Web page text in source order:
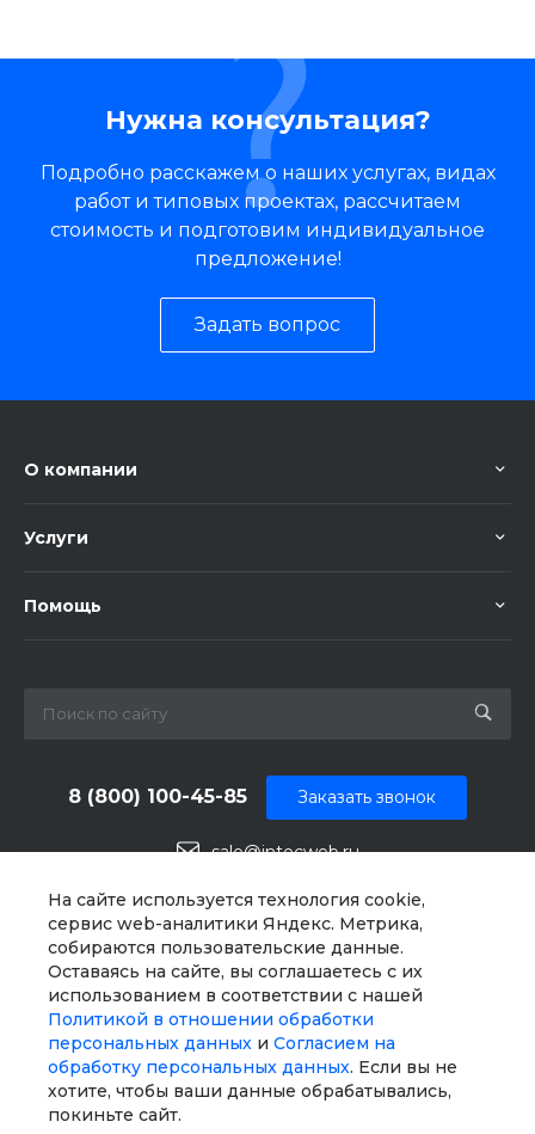
На сайте используется технология cookie,
сервис web-аналитики Яндекс. Метрика,
собираются пользовательские данные.
Оставаясь на сайте, вы соглашаетесь с их
использованием в соответствии с нашей
Политикой в отношении обработки
персональных данных и Согласием на
обработку персональных данных. Если вы не
хотите, чтобы ваши данные обрабатывались,
покиньте сайт.
Нужна консультация?
Подробно расскажем о наших услугах, видах
работ и типовых проектах, рассчитаем
стоимость и подготовим индивидуальное
предложение!
Задать вопрос
О компании
Услуги
Помощь
8 (800) 100-45-85
sale@intecweb.ru
Заказать звонок
г. Москва, ул. Люсиновская, д. 39